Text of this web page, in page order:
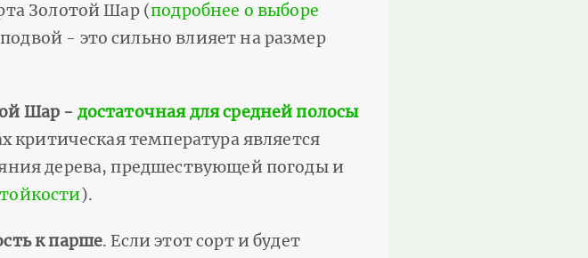
Золотой Шар (подробнее о выборе
- это сильно влияет на размер
Шар - достаточная для средней полосы
критическая температура является
дерева, предшествующей погоды и
).
к парше. Если этот сорт и будет